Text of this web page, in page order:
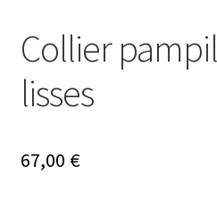
Collier
lisses
67,00 €